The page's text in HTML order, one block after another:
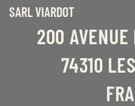
SARL VIARDOT
200 AVENUE
74310